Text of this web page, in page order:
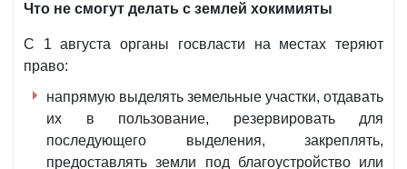
Что не смогут делать с землей хокимияты
С 1 августа органы госвласти на местах теряют
право:
напрямую выделять земельные участки, отдавать
их в пользование, резервировать для
последующего выделения, закреплять,
предоставлять земли под благоустройство или